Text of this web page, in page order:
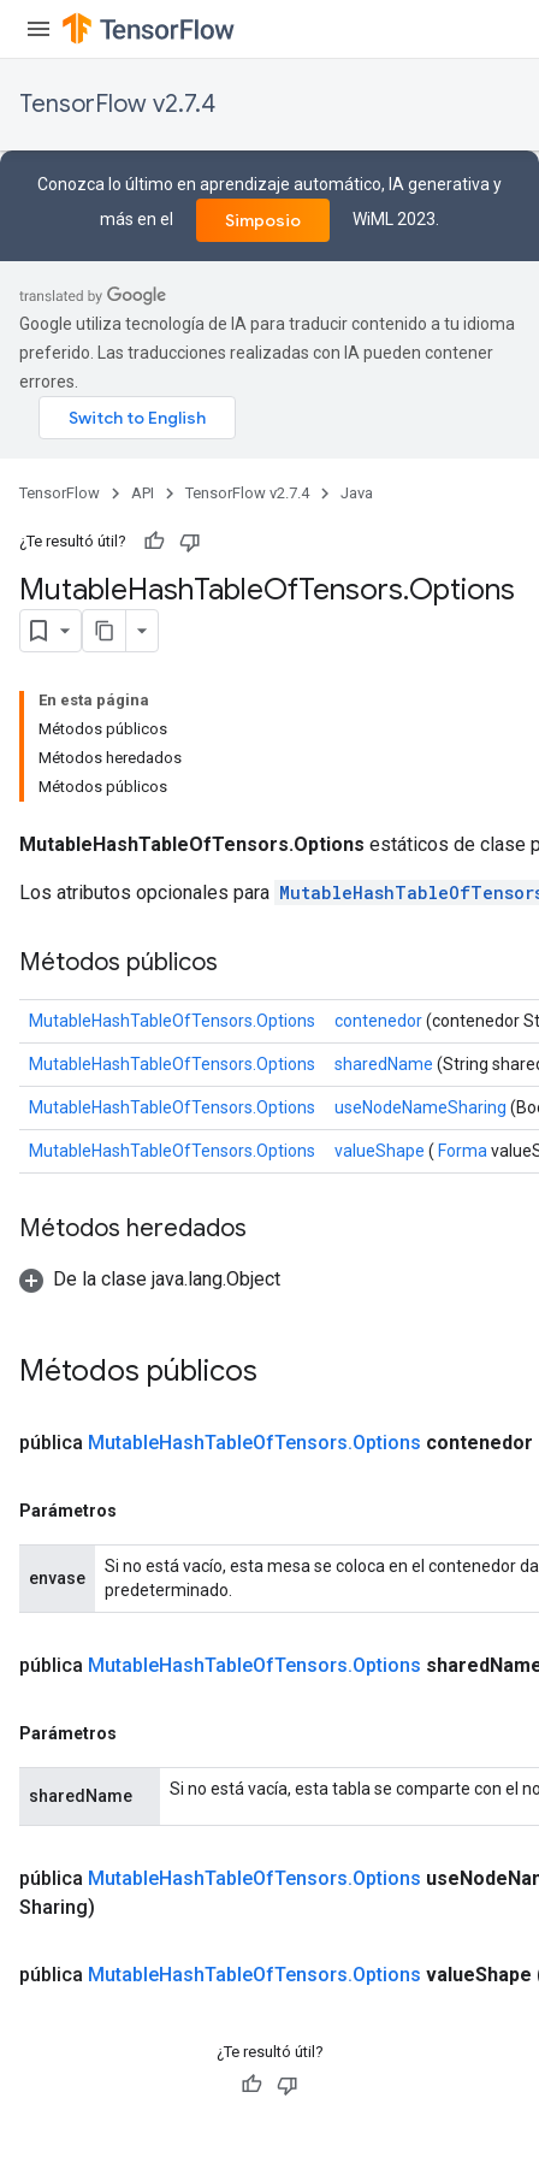
TensorFlow v2.7.4
Conozca lo último en aprendizaje automático, IA generativa y
más en el
Simposio WiML 2023.
Google utiliza tecnología de IA para traducir contenido a tu idioma
preferido. Las traducciones realizadas con IA pueden contener
errores.
TensorFlow API TensorFlow v2.7.4 Java
¿Te resultó útil?
MutableHashTableOfTensors.Options
En esta página
Métodos públicos
Métodos heredados
Métodos públicos
MutableHashTableOfTensors.Options estáticos de clase
Los atributos opcionales para
Métodos públicos
MutableHashTableOfTensors.Options contenedor(contenedor
MutableHashTableOfTensors.Options sharedName (String
MutableHashTableOfTensors.Options useNodeNameSharing
MutableHashTableOfTensors.Options valueShape ( Forma
Métodos heredados
De la clase java.lang.Object
Métodos públicos
pública MutableHashTableOfTensors.Options contenedor
Parámetros
envase
Si no está vacío, esta mesa se coloca en el contenedor
predeterminado.
pública MutableHashTableOfTensors.Options shared
Parámetros
sharedName Si no está vacía, esta tabla se comparte con el
pública MutableHashTableOfTensors.Options useNode
Sharing)
pública MutableHashTableOfTensors.Options valueShape
¿Te resultó útil?